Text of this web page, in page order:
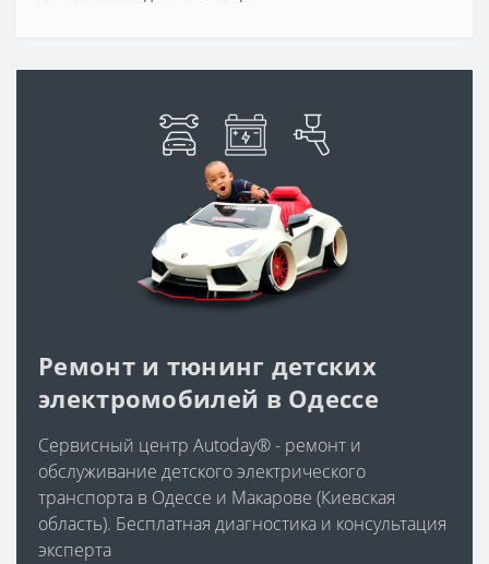
Ремонт и тюнинг детских
электромобилей в Одессе
Сервисный центр Autoday® - ремонт и
обслуживание детского электрического
транспорта в Одессе и Макарове (Киевская
область). Бесплатная диагностика и консультация
эксперта